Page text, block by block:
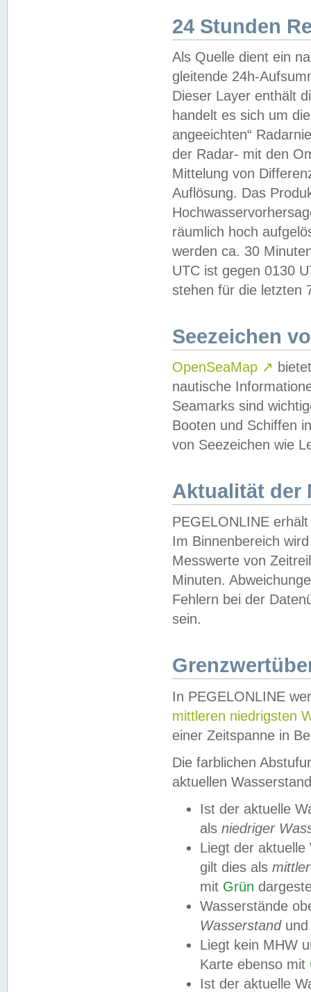
24 Stunden
Als Quelle dient ein
gleitende 24h-
Dieser Layer enthält
handelt es sich um
angeeichten“
der Radar- mit den
Mittelung von
Auflösung. Das
räumlich hoch
werden ca. 30
UTC ist gegen 0130
stehen für die letzten
Seezeichen
OpenSeaMap ↗
nautische
Seamarks sind
Booten und Schiffen
von Seezeichen wie
Aktualität der
PEGELONLINE
Im Binnenbereich
Messwerte von
Minuten.
Fehlern bei der
sein.
In PEGELONLINE
mittleren niedrigsten
einer Zeitspanne in
Die farblichen
aktuellen
Ist der aktuelle
als niedriger
Liegt der
gilt dies als
mit Grün
Wasserstände
Wasserstandund
Liegt kein MHW
Karte ebenso mit
Ist der aktuelle